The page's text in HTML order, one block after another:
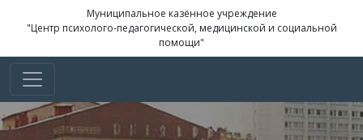
Муниципальное казённое учреждение
"Центр психолого-педагогической, медицинской и социальной
помощи"